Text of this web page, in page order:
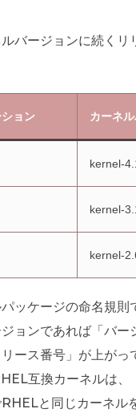
バージョンに続くリ
ョン カーネ
kernel-
kernel-
kernel-
ッケージの命名規則
ョンであれば「バー
ース番号」が上がっ
互換カーネルは、
と同じカーネル